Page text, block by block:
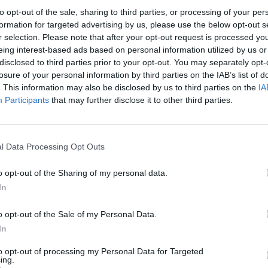
opt-out of the sale, sharing to third parties, or processing of your
for targeted advertising by us, please use the below opt-out
selection. Please note that after your opt-out request is processed
interest-based ads based on personal information utilized by us
to third parties prior to your opt-out. You may separately
of your personal information by third parties on the IAB’s list of
This information may also be disclosed by us to third parties on the
Participants that may further disclose it to other third parties.
Data Processing Opt Outs
opt-out of the Sharing of my personal data.
opt-out of the Sale of my Personal Data.
opt-out of processing my Personal Data for Targeted
Edas Butvilas 6-1 6-2. Demain auront lieu les
à Safiullin.
news,Así quedan las semifinales del Challenger